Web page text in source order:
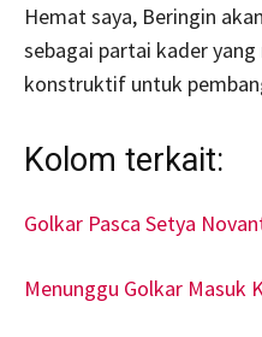
Hemat saya, Beringin
sebagai partai kader
konstruktif untuk
Kolom terkait:
Golkar Pasca Setya
Menunggu Golkar Masuk